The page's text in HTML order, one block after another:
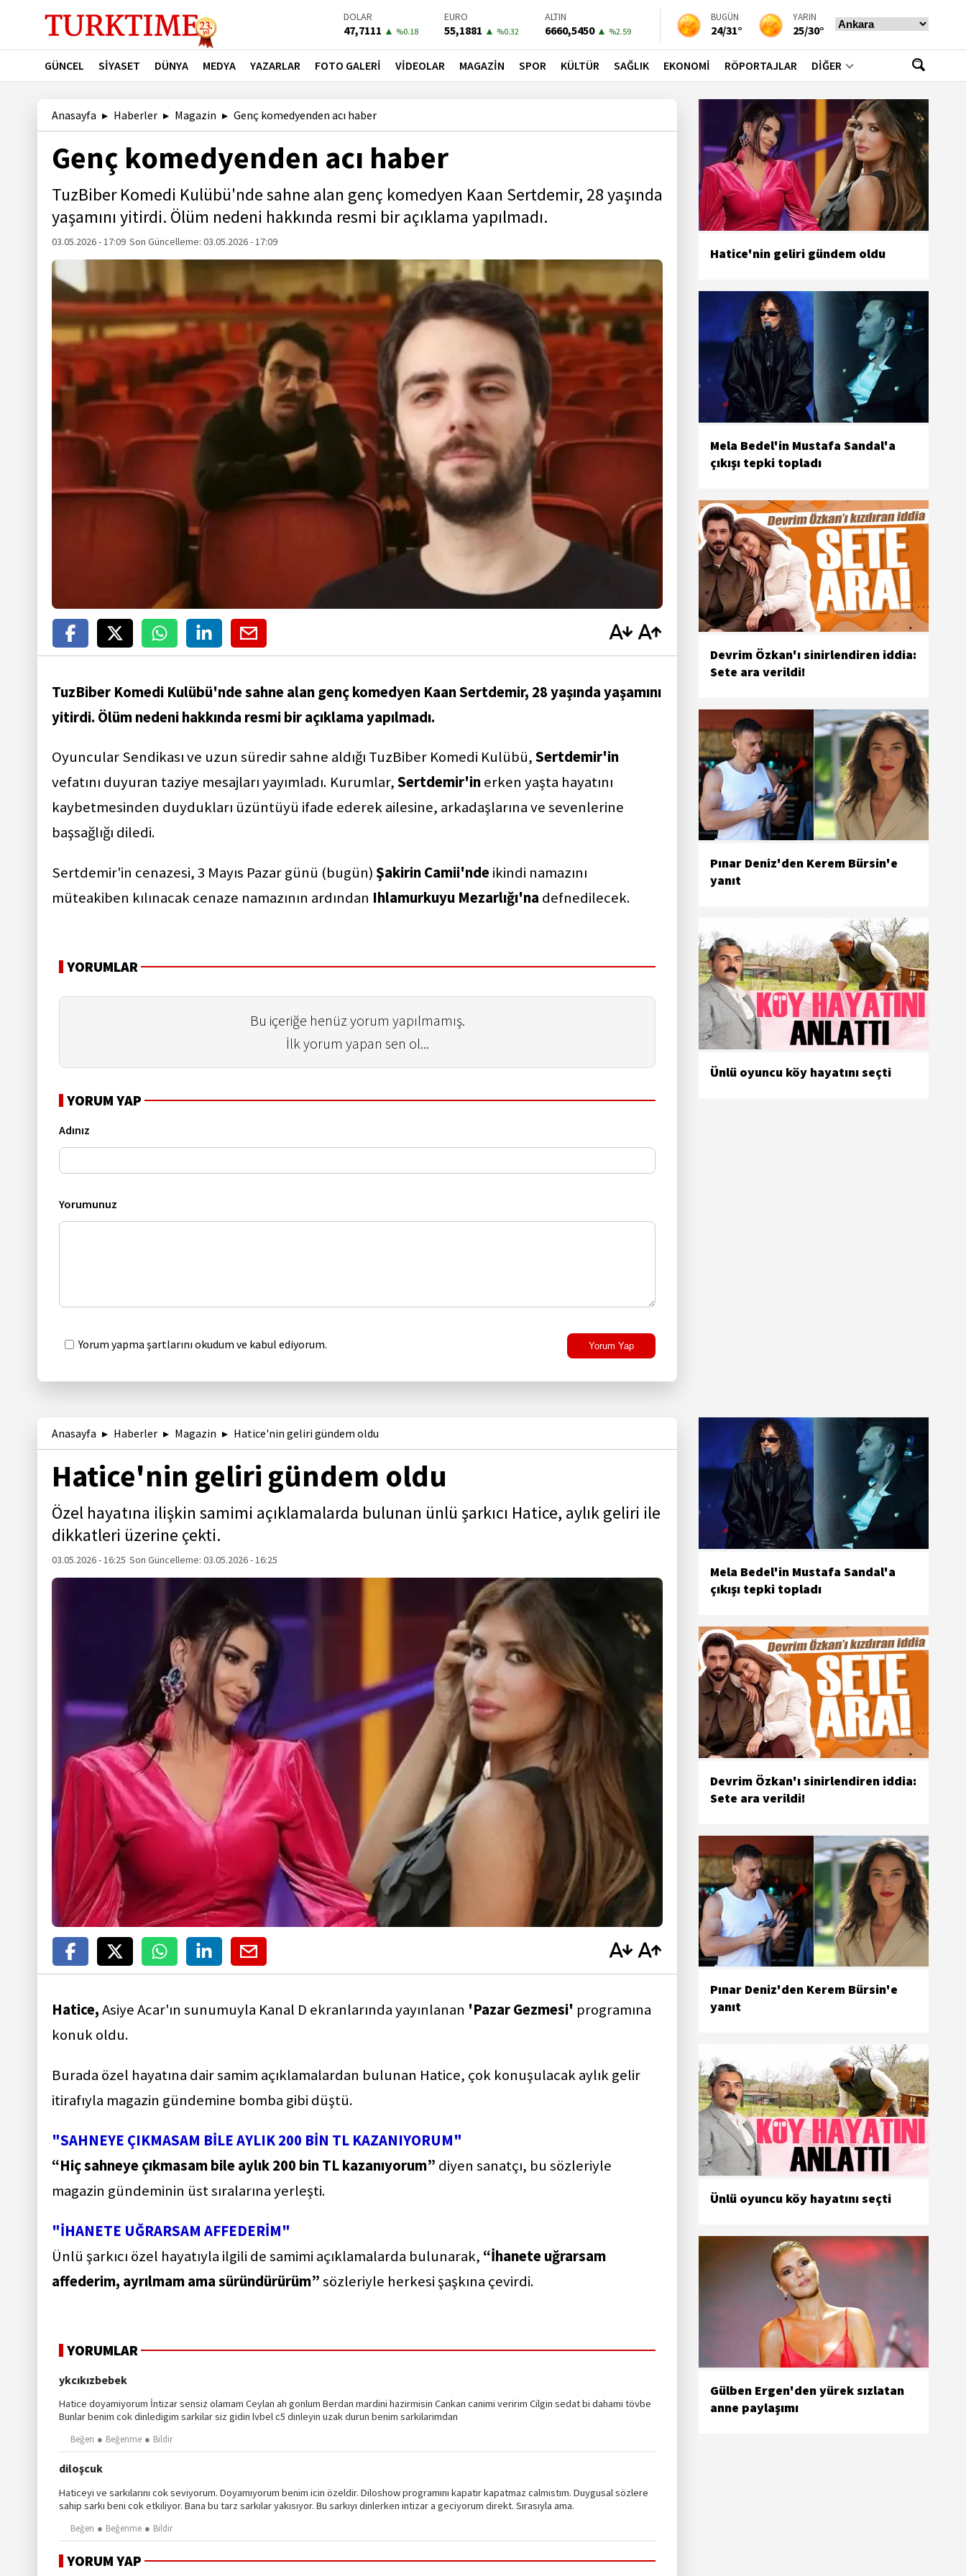
DOLAR
47,7111 ▲ %0.18
EURO
55,1881 ▲ %0.32
ALTIN
6660,5450 ▲ %2.59
BIST-100
13779,39 ▼ %-0.14
PETROL
81,4900▼ %-1.56
BONO
41,3000 ▼ %-0.55
BUGÜN
24/31°
YARIN
25/30°
GÜNCEL SİYASET DÜNYA MEDYA YAZARLAR FOTO GALERİ VİDEOLAR MAGAZİN SPOR KÜLTÜR SAĞLIK EKONOMİ RÖPORTAJLAR DİĞER
Anasayfa Haberler Magazin Genç komedyenden acı haber
Genç komedyenden acı haber
TuzBiber Komedi Kulübü'nde sahne alan genç komedyen Kaan Sertdemir, 28 yaşında
yaşamını yitirdi. Ölüm nedeni hakkında resmi bir açıklama yapılmadı.
03.05.2026 - 17:09 Son Güncelleme:03.05.2026 - 17:09
TuzBiber Komedi Kulübü'nde sahne alan genç komedyen Kaan Sertdemir, 28 yaşında yaşamını
yitirdi. Ölüm nedeni hakkında resmi bir açıklama yapılmadı.
Oyuncular Sendikası ve uzun süredir sahne aldığı TuzBiber Komedi Kulübü,Sertdemir'in
vefatını duyuran taziye mesajları yayımladı. Kurumlar,Sertdemir'inerken yaşta hayatını
kaybetmesinden duydukları üzüntüyü ifade ederek ailesine, arkadaşlarına ve sevenlerine
başsağlığı diledi.
Sertdemir'in cenazesi, 3 Mayıs Pazar günü (bugün) Şakirin Camii'ndeikindi namazını
müteakiben kılınacak cenaze namazının ardından Ihlamurkuyu Mezarlığı'na defnedilecek.
YORUMLAR
Bu içeriğe henüz yorum yapılmamış.
İlk yorum yapan sen ol...
YORUM YAP
Adınız
Yorumunuz
Yorum yapma şartlarını okudum ve kabul ediyorum. Yorum Yap
Hatice'nin geliri gündem oldu
Mela Bedel'in Mustafa Sandal'a
çıkışı tepki topladı
Devrim Özkan'ı sinirlendiren iddia:
Sete ara verildi!
Pınar Deniz'den Kerem Bürsin'e
yanıt
Ünlü oyuncu köy hayatını seçti
Anasayfa Haberler Magazin Hatice'nin geliri gündem oldu
Hatice'nin geliri gündem oldu
Özel hayatına ilişkin samimi açıklamalarda bulunan ünlü şarkıcı Hatice, aylık geliri ile
dikkatleri üzerine çekti.
03.05.2026 - 16:25 Son Güncelleme:03.05.2026 - 16:25
Hatice,Asiye Acar'ın sunumuyla Kanal D ekranlarında yayınlanan 'Pazar Gezmesi' programına
konuk oldu.
Burada özel hayatına dair samim açıklamalardan bulunan Hatice, çok konuşulacak aylık gelir
itirafıyla magazin gündemine bomba gibi düştü.
"SAHNEYE ÇIKMASAM BİLE AYLIK 200 BİN TL KAZANIYORUM"
“Hiç sahneye çıkmasam bile aylık 200 bin TL kazanıyorum” diyen sanatçı, bu sözleriyle
magazin gündeminin üst sıralarına yerleşti.
"İHANETE UĞRARSAM AFFEDERİM"
Ünlü şarkıcı özel hayatıyla ilgili de samimi açıklamalarda bulunarak, “İhanete uğrarsam
affederim, ayrılmam ama süründürürüm”sözleriyle herkesi şaşkına çevirdi.
YORUMLAR
ykcıkızbebek
Hatice doyamiyorum İntizar sensiz olamam Ceylan ah gonlum Berdan mardini hazirmisin Cankan canimi veririm Cilgin sedat bi dahami tövbe
Bunlar benim cok dinledigim sarkilar siz gidin lvbel c5 dinleyin uzak durun benim sarkilarimdan
Beğen Beğenme Bildir
diloşcuk
Haticeyi ve sarkılarını cok seviyorum. Doyamıyorum benim icin özeldir. Diloshow programını kapatır kapatmaz calmıstım. Duygusal sözlere
sahip sarkı beni cok etkiliyor. Bana bu tarz sarkılar yakısıyor. Bu sarkıyı dinlerken intizar a geciyorum direkt. Sırasıyla ama.
Beğen Beğenme Bildir
YORUM YAP
Mela Bedel'in Mustafa Sandal'a
çıkışı tepki topladı
Devrim Özkan'ı sinirlendiren iddia:
Sete ara verildi!
Pınar Deniz'den Kerem Bürsin'e
yanıt
Ünlü oyuncu köy hayatını seçti
Gülben Ergen'den yürek sızlatan
anne paylaşımı